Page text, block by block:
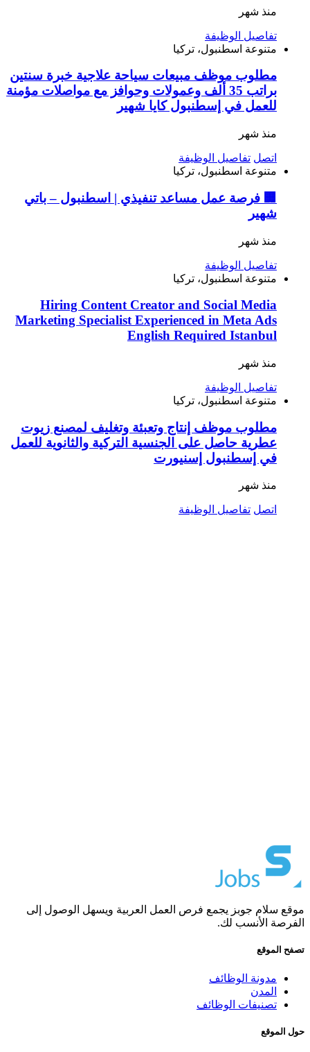
منذ شهر
تفاصيل الوظيفة
متنوعة اسطنبول، تركيا
مطلوب موظف مبيعات سياحة علاجية خبرة سنتين
براتب 35 ألف وعمولات وحوافز مع مواصلات مؤمنة
للعمل في إسطنبول كايا شهير
منذ شهر
اتصل تفاصيل الوظيفة
متنوعة اسطنبول، تركيا
🏢 فرصة عمل مساعد تنفيذي | اسطنبول – باتي
شهير
منذ شهر
تفاصيل الوظيفة
متنوعة اسطنبول، تركيا
Hiring Content Creator and Social Media
Marketing Specialist Experienced in Meta Ads
English Required Istanbul
منذ شهر
تفاصيل الوظيفة
متنوعة اسطنبول، تركيا
مطلوب موظف إنتاج وتعبئة وتغليف لمصنع زيوت
عطرية حاصل على الجنسية التركية والثانوية للعمل
في إسطنبول إسنيورت
منذ شهر
اتصل تفاصيل الوظيفة
موقع سلام جوبز يجمع فرص العمل العربية ويسهل الوصول إلى
الفرصة الأنسب لك.
تصفح الموقع
مدونة الوظائف
المدن
تصنيفات الوظائف
حول الموقع